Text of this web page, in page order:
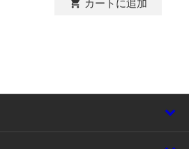
shopping_cart カートに追加